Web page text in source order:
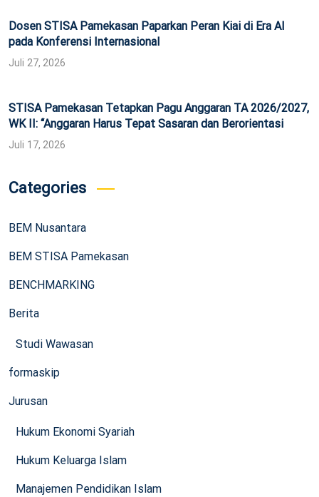
Dosen STISA Pamekasan Paparkan Peran Kiai di Era AI
pada Konferensi Internasional
Juli 27, 2026
STISA Pamekasan Tetapkan Pagu Anggaran TA 2026/2027,
WK II: “Anggaran Harus Tepat Sasaran dan Berorientasi
Juli 17, 2026
Categories
BEM Nusantara
BEM STISA Pamekasan
BENCHMARKING
Berita
Studi Wawasan
formaskip
Jurusan
Hukum Ekonomi Syariah
Hukum Keluarga Islam
Manajemen Pendidikan Islam